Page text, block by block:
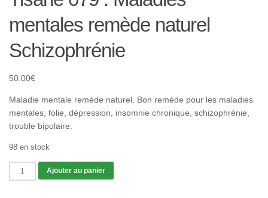
mentales remède naturel
Schizophrénie
50.00€
Maladie mentale remède naturel. Bon remède pour les maladies
mentales, folie, dépression, insomnie chronique, schizophrénie,
trouble bipolaire.
98 en stock
quantité
de
Ajouter au panier